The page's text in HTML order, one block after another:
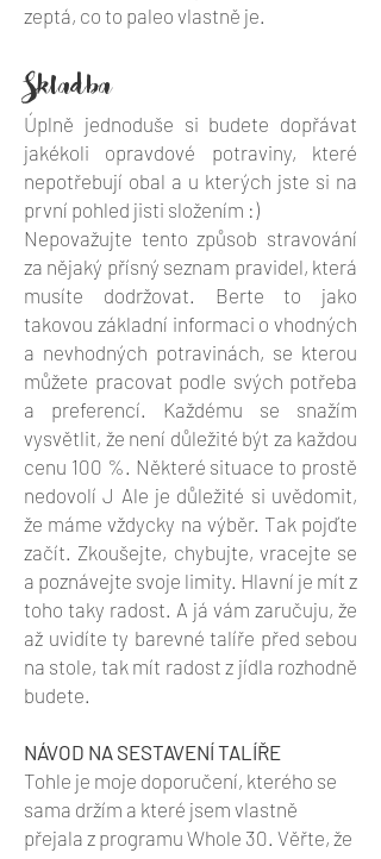
zeptá, co to paleo vlastně je.
Skladba
Úplně jednoduše si budete dopřávat
jakékoli opravdové potraviny, které
nepotřebují obal a u kterých jste si na
první pohled jisti složením :)
Nepovažujte tento způsob stravování
za nějaký přísný seznam pravidel, která
musíte dodržovat. Berte to jako
takovou základní informaci o vhodných
a nevhodných potravinách, se kterou
můžete pracovat podle svých potřeba
a preferencí. Každému se snažím
vysvětlit, že není důležité být za každou
cenu 100 %. Některé situace to prostě
nedovolí J Ale je důležité si uvědomit,
že máme vždycky na výběr. Tak pojďte
začít. Zkoušejte, chybujte, vracejte se
a poznávejte svoje limity. Hlavní je mít z
toho taky radost. A já vám zaručuju, že
až uvidíte ty barevné talíře před sebou
na stole, tak mít radost z jídla rozhodně
budete.
NÁVOD NA SESTAVENÍ TALÍŘE
Tohle je moje doporučení, kterého se
sama držím a které jsem vlastně
přejala z programu Whole 30. Věřte, že